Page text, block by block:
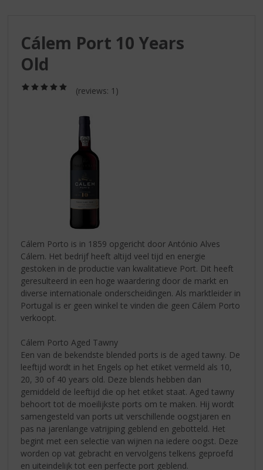
Cálem Port 10 Years
Old
/
(reviews: 1)
Cálem Porto is in 1859 opgericht door António Alves
Cálem. Het bedrijf heeft altijd veel tijd en energie
gestoken in de productie van kwalitatieve Port. Dit heeft
geresulteerd in een hoge waardering door de markt en
diverse internationale onderscheidingen. Als marktleider in
Portugal is er geen winkel te vinden die geen Cálem Porto
verkoopt.
Cálem Porto Aged Tawny
Een van de bekendste blended ports is de aged tawny. De
leeftijd wordt in het Engels op het etiket vermeld als 10,
20, 30 of 40 years old. Deze blends hebben dan
gemiddeld de leeftijd die op het etiket staat. Aged tawny
behoort tot de moeilijkste ports om te maken. Hij wordt
samengesteld van ports uit verschillende oogstjaren en
pas na jarenlange vatrijping geblend en gebotteld. Het
begint met een selectie van wijnen na iedere oogst. Deze
worden op vat gebracht en vervolgens telkens geproefd
en uiteindelijk tot een perfecte port geblend.